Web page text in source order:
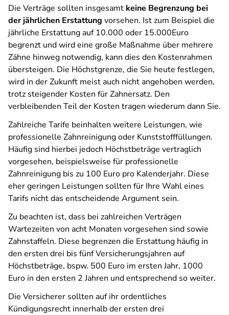
Die Verträge sollten insgesamt keine Begrenzung bei
der jährlichen Erstattung vorsehen. Ist zum Beispiel die
jährliche Erstattung auf 10.000 oder 15.000Euro
begrenzt und wird eine große Maßnahme über mehrere
Zähne hinweg notwendig, kann dies den Kostenrahmen
übersteigen. Die Höchstgrenze, die Sie heute festlegen,
wird in der Zukunft meist auch nicht angehoben werden,
trotz steigender Kosten für Zahnersatz. Den
verbleibenden Teil der Kosten tragen wiederum dann Sie.
Zahlreiche Tarife beinhalten weitere Leistungen, wie
professionelle Zahnreinigung oder Kunststofffüllungen.
Häufig sind hierbei jedoch Höchstbeträge vertraglich
vorgesehen, beispielsweise für professionelle
Zahnreinigung bis zu 100 Euro pro Kalenderjahr. Diese
eher geringen Leistungen sollten für Ihre Wahl eines
Tarifs nicht das entscheidende Argument sein.
Zu beachten ist, dass bei zahlreichen Verträgen
Wartezeiten von acht Monaten vorgesehen sind sowie
Zahnstaffeln. Diese begrenzen die Erstattung häufig in
den ersten drei bis fünf Versicherungsjahren auf
Höchstbeträge, bspw. 500 Euro im ersten Jahr, 1000
Euro in den ersten 2 Jahren und entsprechend so weiter.
Die Versicherer sollten auf ihr ordentliches
Kündigungsrecht innerhalb der ersten drei